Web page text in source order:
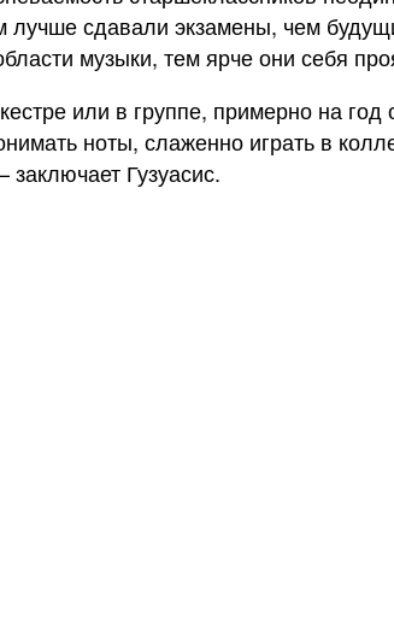
лучше сдавали экзамены, чем
музыки, тем ярче они себя
или в группе, примерно на
ноты, слаженно играть в
Гузуасис.